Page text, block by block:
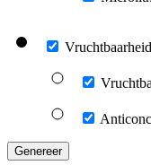
Genereer